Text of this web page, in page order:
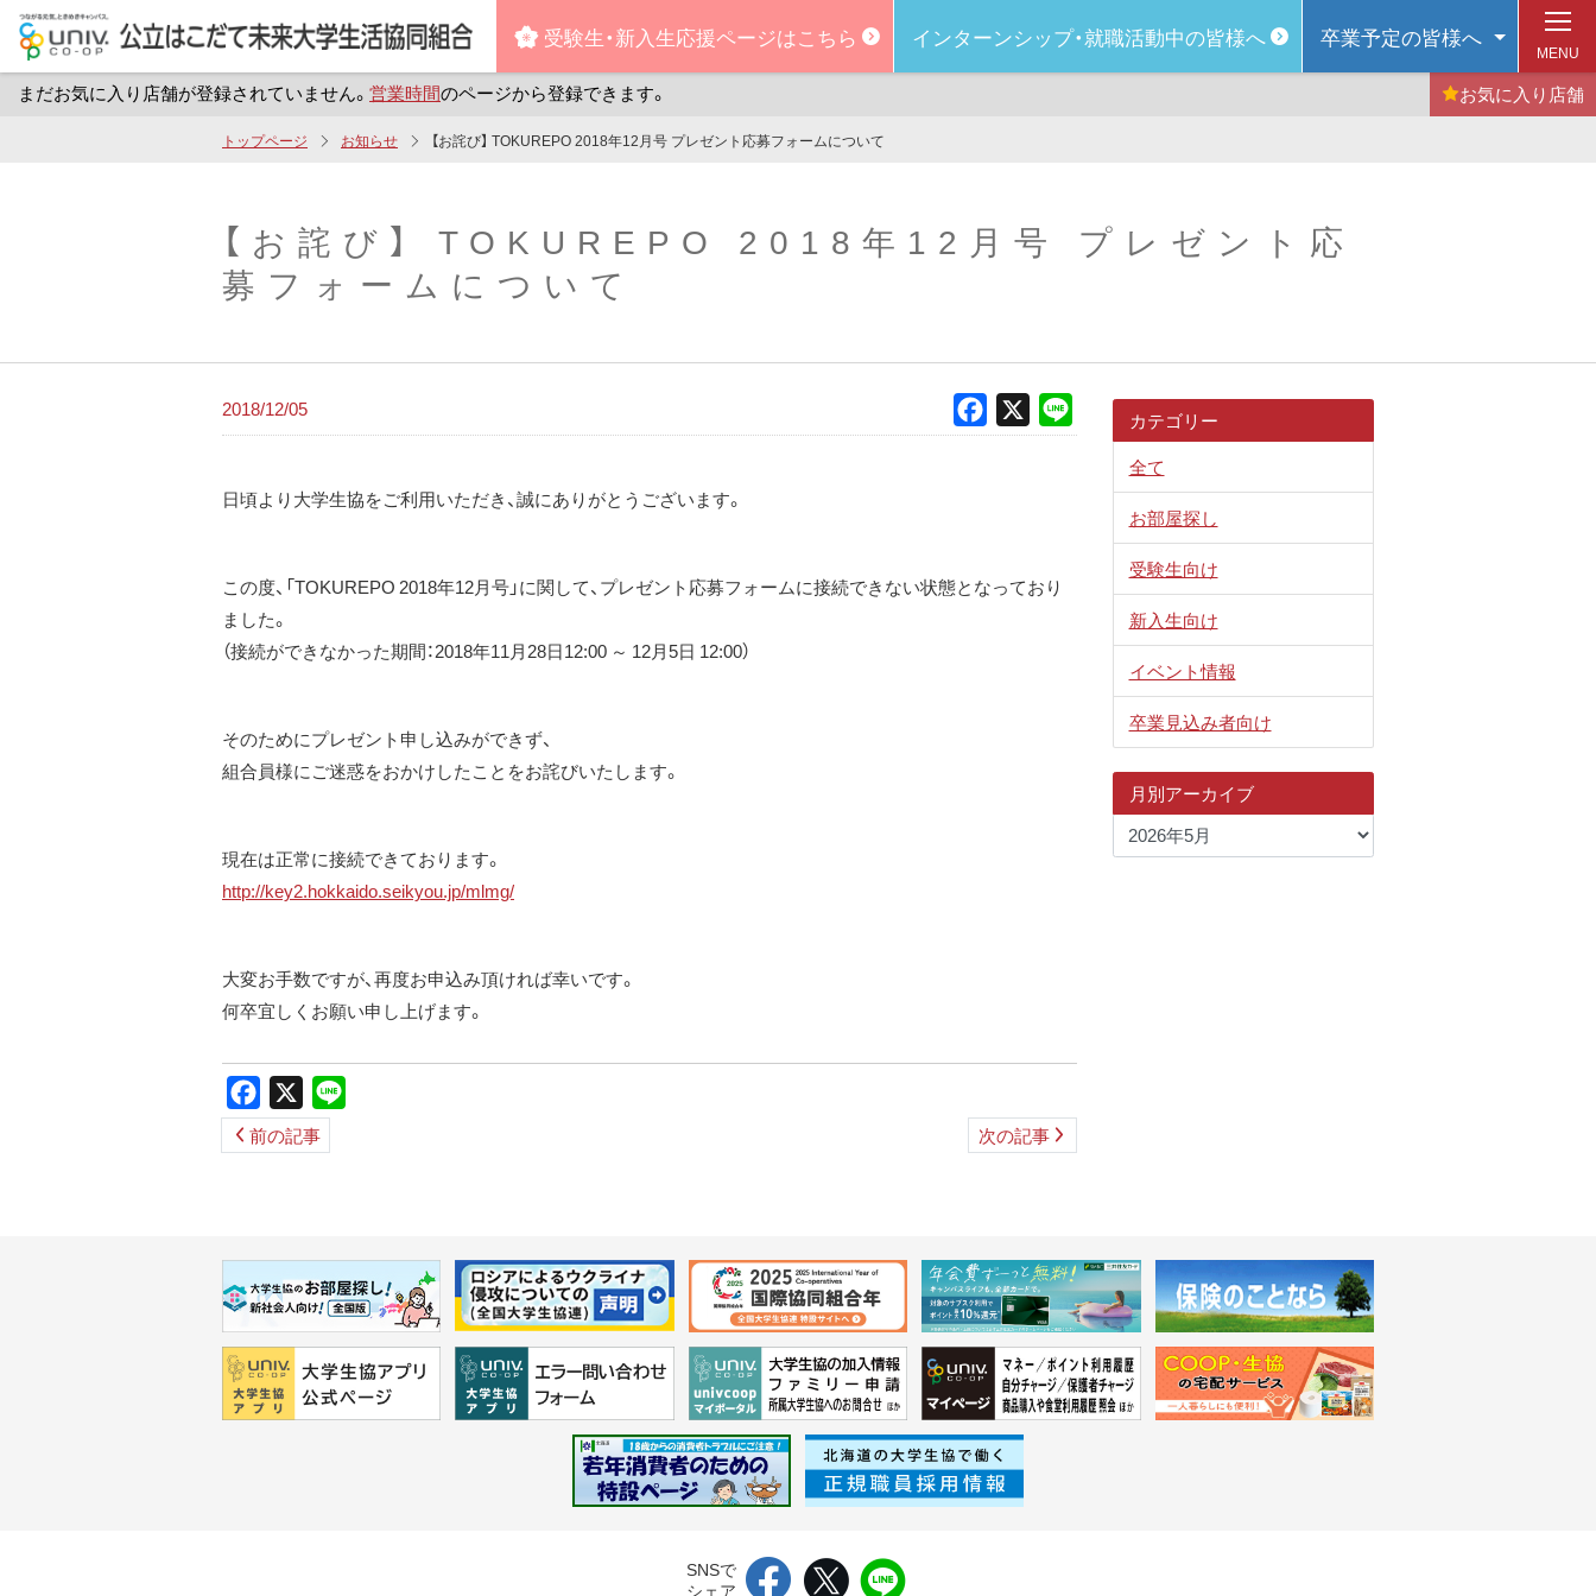
受験生・新入生応援ページはこちら インターンシップ・就職活動中の皆様へ 卒業予定の皆様へ
まだお気に入り店舗が登録されていません。 営業時間のページから登録できます。 お気に入り 店舗
MENU
トップページ お知らせ 【お詫び】 TOKUREPO 2018年12月号 プレゼント応募フォームについて
【お詫び】 TOKUREPO 2018年12月号 プレゼント応
募フォームについて
2018/12/05 Facebook
日頃より大学生協をご利用いただき、誠にありがとうございます。
この度、「TOKUREPO 2018年12月号」に関して、プレゼント応募フォームに接続できない状態となっており
ました。
（接続ができなかった期間：2018年11月28日12:00 ～ 12月5日 12:00）
そのためにプレゼント申し込みができず、
組合員様にご迷惑をおかけしたことをお詫びいたします。
現在は正常に接続できております。
http://key2.hokkaido.seikyou.jp/mlmg/
大変お手数ですが、再度お申込み頂ければ幸いです。
何卒宜しくお願い申し上げます。
Facebook
前の記事 次の記事
カテゴリー
全て
お部屋探し
受験生向け
新入生向け
イベント情報
卒業見込み者向け
月別アーカイブ
SNSで
シェア